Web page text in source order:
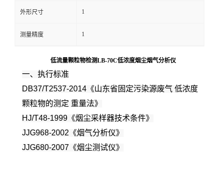
外形尺寸 1
测量精度 1
低流量颗粒物检测LB-70C低浓度烟尘烟气分析仪
一、执行标准
DB37/T2537-2014《山东省固定污染源废气 低浓度
颗粒物的测定 重量法》
HJ/T48-1999《烟尘采样器技术条件》
JJG968-2002《烟气分析仪》
JJG680-2007《烟尘测试仪》